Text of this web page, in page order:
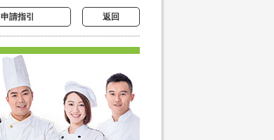
申請指引 返回